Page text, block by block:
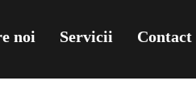
noi Servicii Contact